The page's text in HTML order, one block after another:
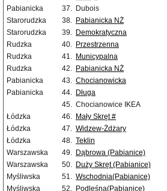
Pabianicka
37. Dubois
Starorudzka
38. Pabianicka NŻ
Starorudzka
39. Demokratyczna
Rudzka
40. Przestrzenna
Rudzka
41. Municypalna
Rudzka
42. Pabianicka NŻ
Pabianicka
43. Chocianowicka
Pabianicka
44. Długa
45. Chocianowice IKEA
Łódzka
46. Mały Skręt #
Łódzka
47. Widzew-Żdżary
Łódzka
48. Teklin
Warszawska
49. Dąbrowa (Pabianice)
Warszawska
50. Duży Skręt (Pabianice)
Myśliwska
51. Wschodnia(Pabianice)
Myśliwska
52. Podleśna(Pabianice)